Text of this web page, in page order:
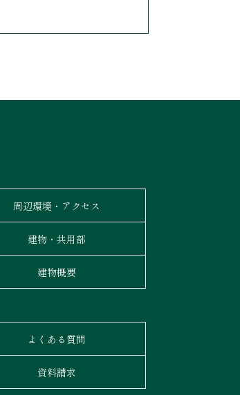
周辺環境・アクセス
建物・共用部
建物概要
よくある質問
資料請求